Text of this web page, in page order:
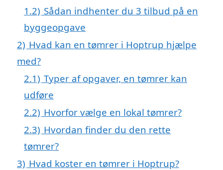
1.2) Sådan indhenter du 3 tilbud på en
byggeopgave
2) Hvad kan en tømrer i Hoptrup hjælpe
med?
2.1) Typer af opgaver, en tømrer kan
udføre
2.2) Hvorfor vælge en lokal tømrer?
2.3) Hvordan finder du den rette
tømrer?
3) Hvad koster en tømrer i Hoptrup?